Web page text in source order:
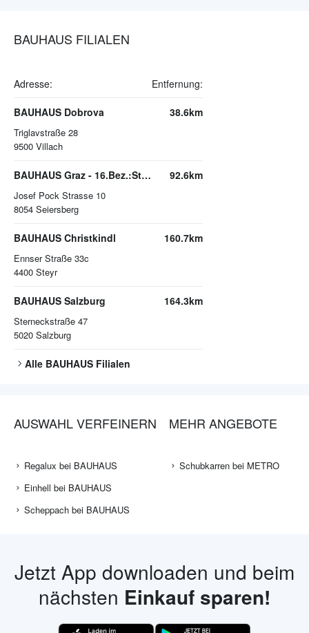
BAUHAUS FILIALEN
Adresse: Entfernung:
BAUHAUS Dobrova
Triglavstraße 28
9500 Villach
38.6km
BAUHAUS Graz - 16.Bez.:Straßgang
Josef Pock Strasse 10
8054 Seiersberg
92.6km
BAUHAUS Christkindl
Ennser Straße 33c
4400 Steyr
160.7km
BAUHAUS Salzburg
Sterneckstraße 47
5020 Salzburg
164.3km
Alle BAUHAUS Filialen
AUSWAHL VERFEINERN
Regalux bei BAUHAUS
Einhell bei BAUHAUS
Scheppach bei BAUHAUS
MEHR ANGEBOTE
Schubkarren bei METRO
Jetzt App downloaden und beim
nächsten Einkauf sparen!